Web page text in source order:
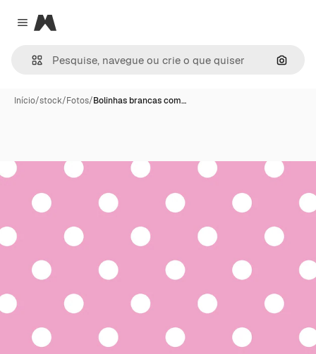
Close menu
Magnific
Início/stock/Fotos/Bolinhas brancas com…